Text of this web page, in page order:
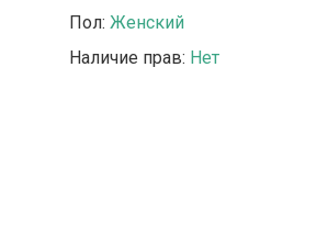
Пол: Женский
Наличие прав: Нет